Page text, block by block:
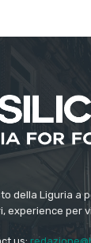
della Liguria a
experience per